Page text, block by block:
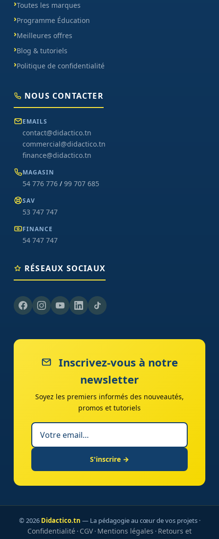
Toutes les marques
Programme Éducation
Meilleures offres
Blog & tutoriels
Politique de confidentialité
NOUS CONTACTER
EMAILS
contact@didactico.tn
commercial@didactico.tn
finance@didactico.tn
MAGASIN
54 776 776 / 99 707 685
SAV
53 747 747
FINANCE
54 747 747
RÉSEAUX SOCIAUX
Inscrivez-vous à notre
newsletter
Soyez les premiers informés des nouveautés,
promos et tutoriels
S'inscrire →
© 2026 Didactico.tn — La pédagogie au cœur de vos projets ·
Confidentialité · CGV· Mentions légales · Retours et